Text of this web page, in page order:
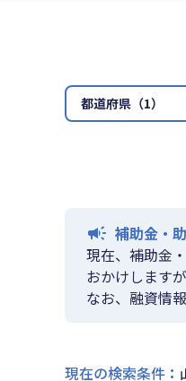
都道府県（1）
補助金・
現在、補助金
おかけします
なお、融資情
現在の検索条件 ：